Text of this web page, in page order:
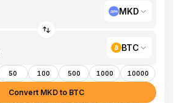
MKD
BTC
50 100 500 1000 10000
Convert MKD to BTC